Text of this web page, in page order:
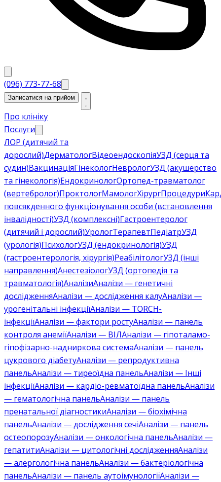
(096) 773-77-68
Записатися на прийом
Про клініку
Послуги
ЛОР (дитячий та
дорослий)ДерматологВідеоендоскопіяУЗД (серця та
судин)ВакцинаціяГінекологНеврологУЗД (акушерство
та гінекологія)ЕндокринологОртопед-травматолог
(вертебролог)ПроктологМамологХірургПроцедури
повсякденного функціонування особи (встановлення
інвалідності)УЗД (комплексні)Гастроентеролог
(дитячий і дорослий)УрологТерапевтПедіатрУЗД
(урологія)ПсихологУЗД (ендокринологія)УЗД
(гастроентерологія, хірургія)РеабілітологУЗД (інші
направлення)АнестезіологУЗД (ортопедія та
травматологія)АналізиАналізи — генетичні
дослідженняАналізи — дослідження калуАналізи —
урогенітальні інфекціїАналізи — TORCH-
інфекціїАналізи — фактори ростуАналізи — панель
контроля анеміїАналізи — ВІЛАналізи — гіпоталамо-
гіпофізарно-надниркова системаАналізи — панель
цукрового діабетуАналізи — репродуктивна
панельАналізи — тиреоїдна панельАналізи — Інші
інфекціїАналізи — кардіо-ревматоїдна панельАналізи
— гематологічна панельАналізи — панель
пренатальної діагностикиАналізи — біохімічна
панельАналізи — дослідження сечіАналізи — панель
остеопорозуАналізи — онкологічна панельАналізи —
гепатитиАналізи — цитологічні дослідженняАналізи
— алергологічна панельАналізи — бактеріологічна
панельАналізи — панель аутоімунологіїАналізи —